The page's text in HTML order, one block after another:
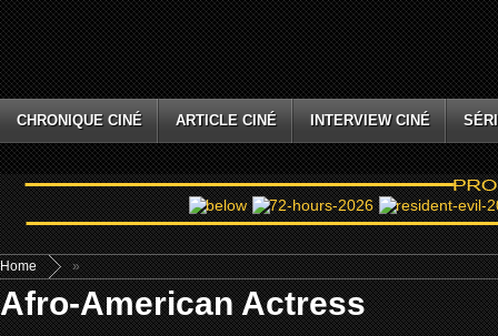
CHRONIQUE CINÉ ARTICLE CINÉ INTERVIEW CINÉ
Home »
Afro-American Actress